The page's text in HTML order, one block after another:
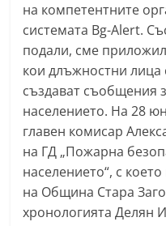
,
k
a
z
n
l
a
k
-
на компетентните
системата Bg-Alert.
подали, сме
кои длъжностни
създават съобщения
населението. На 28
главен комисар
на ГД „Пожарна
населението“, с
на Община Стара
хронологията Делян